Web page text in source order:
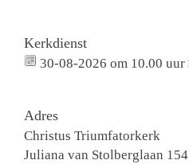
Kerkdienst
30-08-2026 om 10.00 uur
Adres
Christus Triumfatorkerk
Juliana van Stolberglaan 154